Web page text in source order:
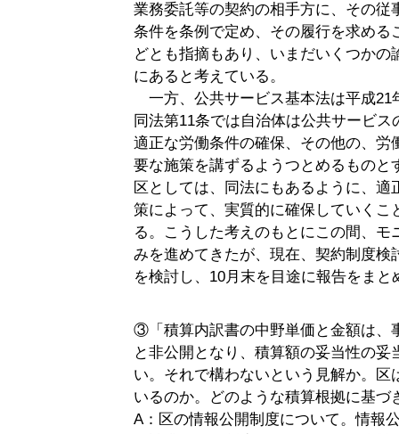
業務委託等の契約の相手方に、その従
条件を条例で定め、その履行を求める
どとも指摘もあり、いまだいくつかの
にあると考えている。
一方、公共サービス基本法は平成21
同法第11条では自治体は公共サービ
適正な労働条件の確保、その他の、労
要な施策を講ずるようつとめるものと
区としては、同法にもあるように、適
策によって、実質的に確保していくこ
る。こうした考えのもとにこの間、モ
みを進めてきたが、現在、契約制度検
を検討し、10月末を目途に報告をま
③「積算内訳書の中野単価と金額は、
と非公開となり、積算額の妥当性の妥
い。それで構わないという見解か。区
いるのか。どのような積算根拠に基づ
A：区の情報公開制度について。情報